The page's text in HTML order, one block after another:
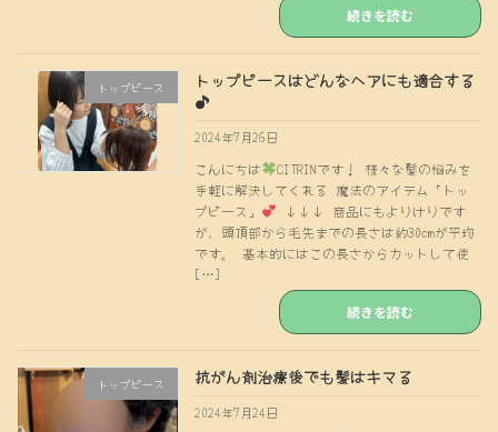
続きを読む
トップピース
トップピースはどんなヘアにも適合する
♪
2024年7月26日
こんにちは
CITRINです！ 様々な髪の悩みを
手軽に解決してくれる 魔法のアイテム「トッ
プピース」
↓↓↓ 商品にもよりけりです
が、頭頂部から毛先までの長さは約30cmが平均
です。 基本的にはこの長さからカットして使
[…]
続きを読む
トップピース 抗がん剤治療後でも髪はキマる
2024年7月24日